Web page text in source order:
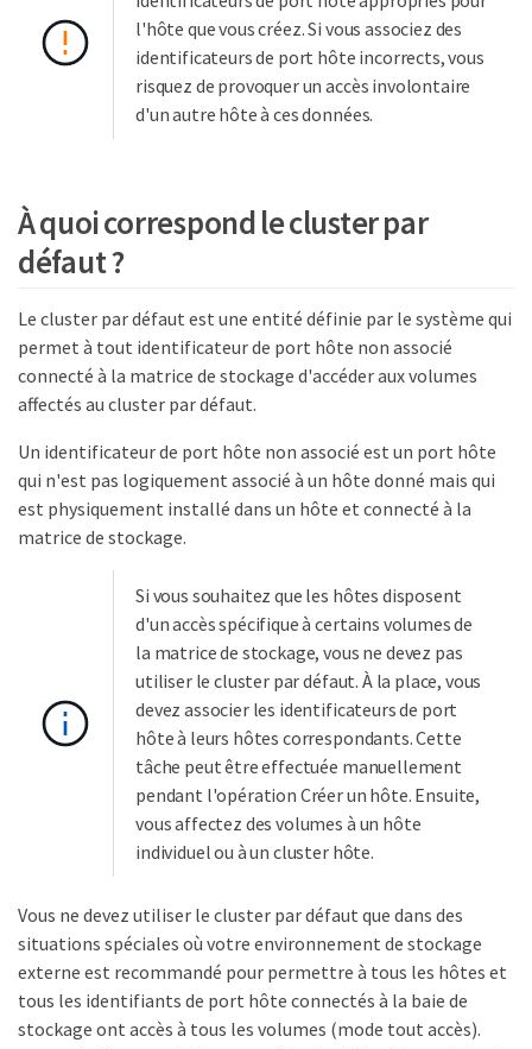
l'hôte que vous créez. Si vous associez des
identificateurs de port hôte incorrects, vous
risquez de provoquer un accès involontaire
d'un autre hôte à ces données.
À quoi correspond le cluster par
défaut ?
Le cluster par défaut est une entité définie par le système qui
permet à tout identificateur de port hôte non associé
connecté à la matrice de stockage d'accéder aux volumes
affectés au cluster par défaut.
Un identificateur de port hôte non associé est un port hôte
qui n'est pas logiquement associé à un hôte donné mais qui
est physiquement installé dans un hôte et connecté à la
matrice de stockage.
Si vous souhaitez que les hôtes disposent
d'un accès spécifique à certains volumes de
la matrice de stockage, vous ne devez pas
utiliser le cluster par défaut. À la place, vous
devez associer les identificateurs de port
hôte à leurs hôtes correspondants. Cette
tâche peut être effectuée manuellement
pendant l'opération Créer un hôte. Ensuite,
vous affectez des volumes à un hôte
individuel ou à un cluster hôte.
Vous ne devez utiliser le cluster par défaut que dans des
situations spéciales où votre environnement de stockage
externe est recommandé pour permettre à tous les hôtes et
tous les identifiants de port hôte connectés à la baie de
stockage ont accès à tous les volumes (mode tout accès).